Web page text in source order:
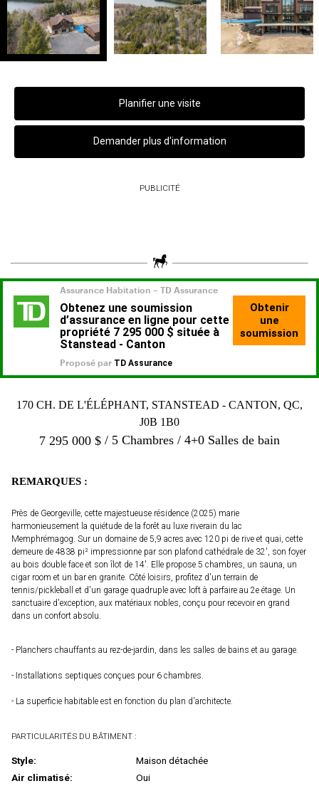
Planifier une visite
Demander plus d'information
PUBLICITÉ
170 CH. DE L'ÉLÉPHANT, STANSTEAD - CANTON, QC,
J0B 1B0
7 295 000 $ 5 Chambres 4+0 Salles de bain
REMARQUES :
Près de Georgeville, cette majestueuse résidence (2025) marie
harmonieusement la quiétude de la forêt au luxe riverain du lac
Memphrémagog. Sur un domaine de 5,9 acres avec 120 pi de rive et quai, cette
demeure de 4838 pi² impressionne par son plafond cathédrale de 32', son foyer
au bois double face et son îlot de 14'. Elle propose 5 chambres, un sauna, un
cigar room et un bar en granite. Côté loisirs, profitez d'un terrain de
tennis/pickleball et d'un garage quadruple avec loft à parfaire au 2e étage. Un
sanctuaire d'exception, aux matériaux nobles, conçu pour recevoir en grand
dans un confort absolu.
- Planchers chauffants au rez-de-jardin, dans les salles de bains et au garage.
- Installations septiques conçues pour 6 chambres.
- La superficie habitable est en fonction du plan d'architecte.
PARTICULARITÉS DU BÂTIMENT :
Style:
Maison détachée
Air climatisé:
Oui